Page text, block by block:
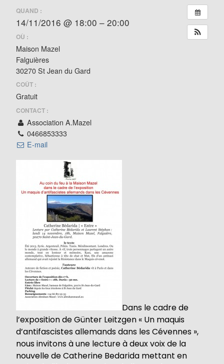
QUAND :
14/11/2016 @ 18:00 – 20:00
OÙ :
Maison Mazel
Falguières
30270 St Jean du Gard
COÛT :
Gratuit
CONTACT :
Association A.Mazel
0466853333
E-mail
Dans le cadre de
l’exposition de Günter Leitzgen « Un maquis
d’antifascistes allemands dans les Cévennes »,
nous invitons à une lecture à deux voix de la
nouvelle de Catherine Bedarida mettant en